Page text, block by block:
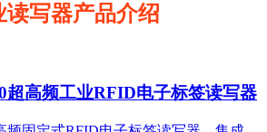
写器产品介绍
超高频工业RFID电子标签读写器